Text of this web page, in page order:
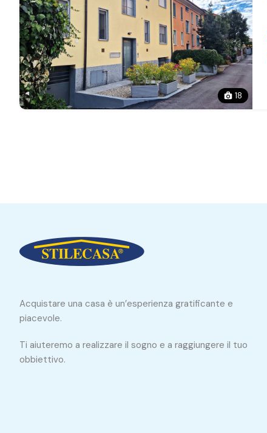
18
Acquistare una casa è un’esperienza gratificante e
piacevole.
Ti aiuteremo a realizzare il sogno e a raggiungere il tuo
obbiettivo.